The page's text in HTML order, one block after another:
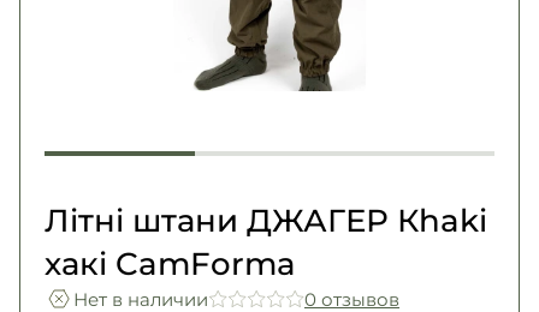
Возврат и обмен
Second Hand NATO
Літні штани ДЖАГЕР Кhaki
хакі CamForma
Нет в наличии
0 отзывов